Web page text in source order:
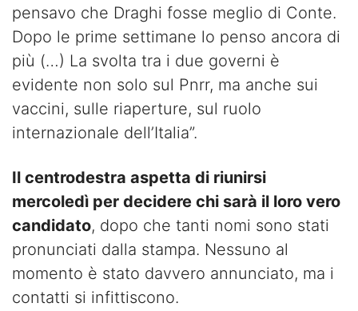
pensavo che Draghi fosse meglio di Conte.
Dopo le prime settimane lo penso ancora di
più (…) La svolta tra i due governi è
evidente non solo sul Pnrr, ma anche sui
vaccini, sulle riaperture, sul ruolo
internazionale dell’Italia”.
Il centrodestra aspetta di riunirsi
mercoledì per decidere chi sarà il loro vero
candidato, dopo che tanti nomi sono stati
pronunciati dalla stampa. Nessuno al
momento è stato davvero annunciato, ma i
contatti si infittiscono.